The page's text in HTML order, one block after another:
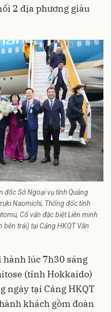
2 địa phương giàu
đốc Sở Ngoại vụ tỉnh Quảng
Naomichi, Thống đốc tỉnh
Cố vấn đặc biệt Liên minh
bên trái) tại Cảng HKQT Vân
lúc 7h30 sáng
(tỉnh Hokkaido)
ngày tại Cảng HKQT
khách gồm đoàn